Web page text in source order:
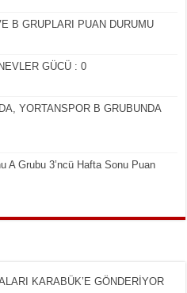
B GRUPLARI PUAN DURUMU
GÜCÜ : 0
YORTANSPOR B GRUBUNDA
A Grubu 3’ncü Hafta Sonu Puan
KARABÜK’E GÖNDERİYOR